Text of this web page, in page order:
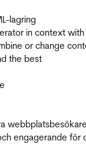
lagring
in context with
or change
the best
engagerande för